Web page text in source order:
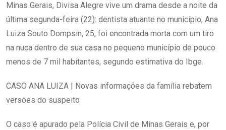
Minas Gerais, Divisa Alegre vive um drama desde a noite da
última segunda-feira (22): dentista atuante no município, Ana
Luiza Souto Dompsin, 25, foi encontrada morta com um tiro
na nuca dentro de sua casa no pequeno município de pouco
menos de 7 mil habitantes, segundo estimativa do Ibge.
CASO ANA LUIZA | Novas informações da família rebatem
versões do suspeito
O caso é apurado pela Polícia Civil de Minas Gerais e, por